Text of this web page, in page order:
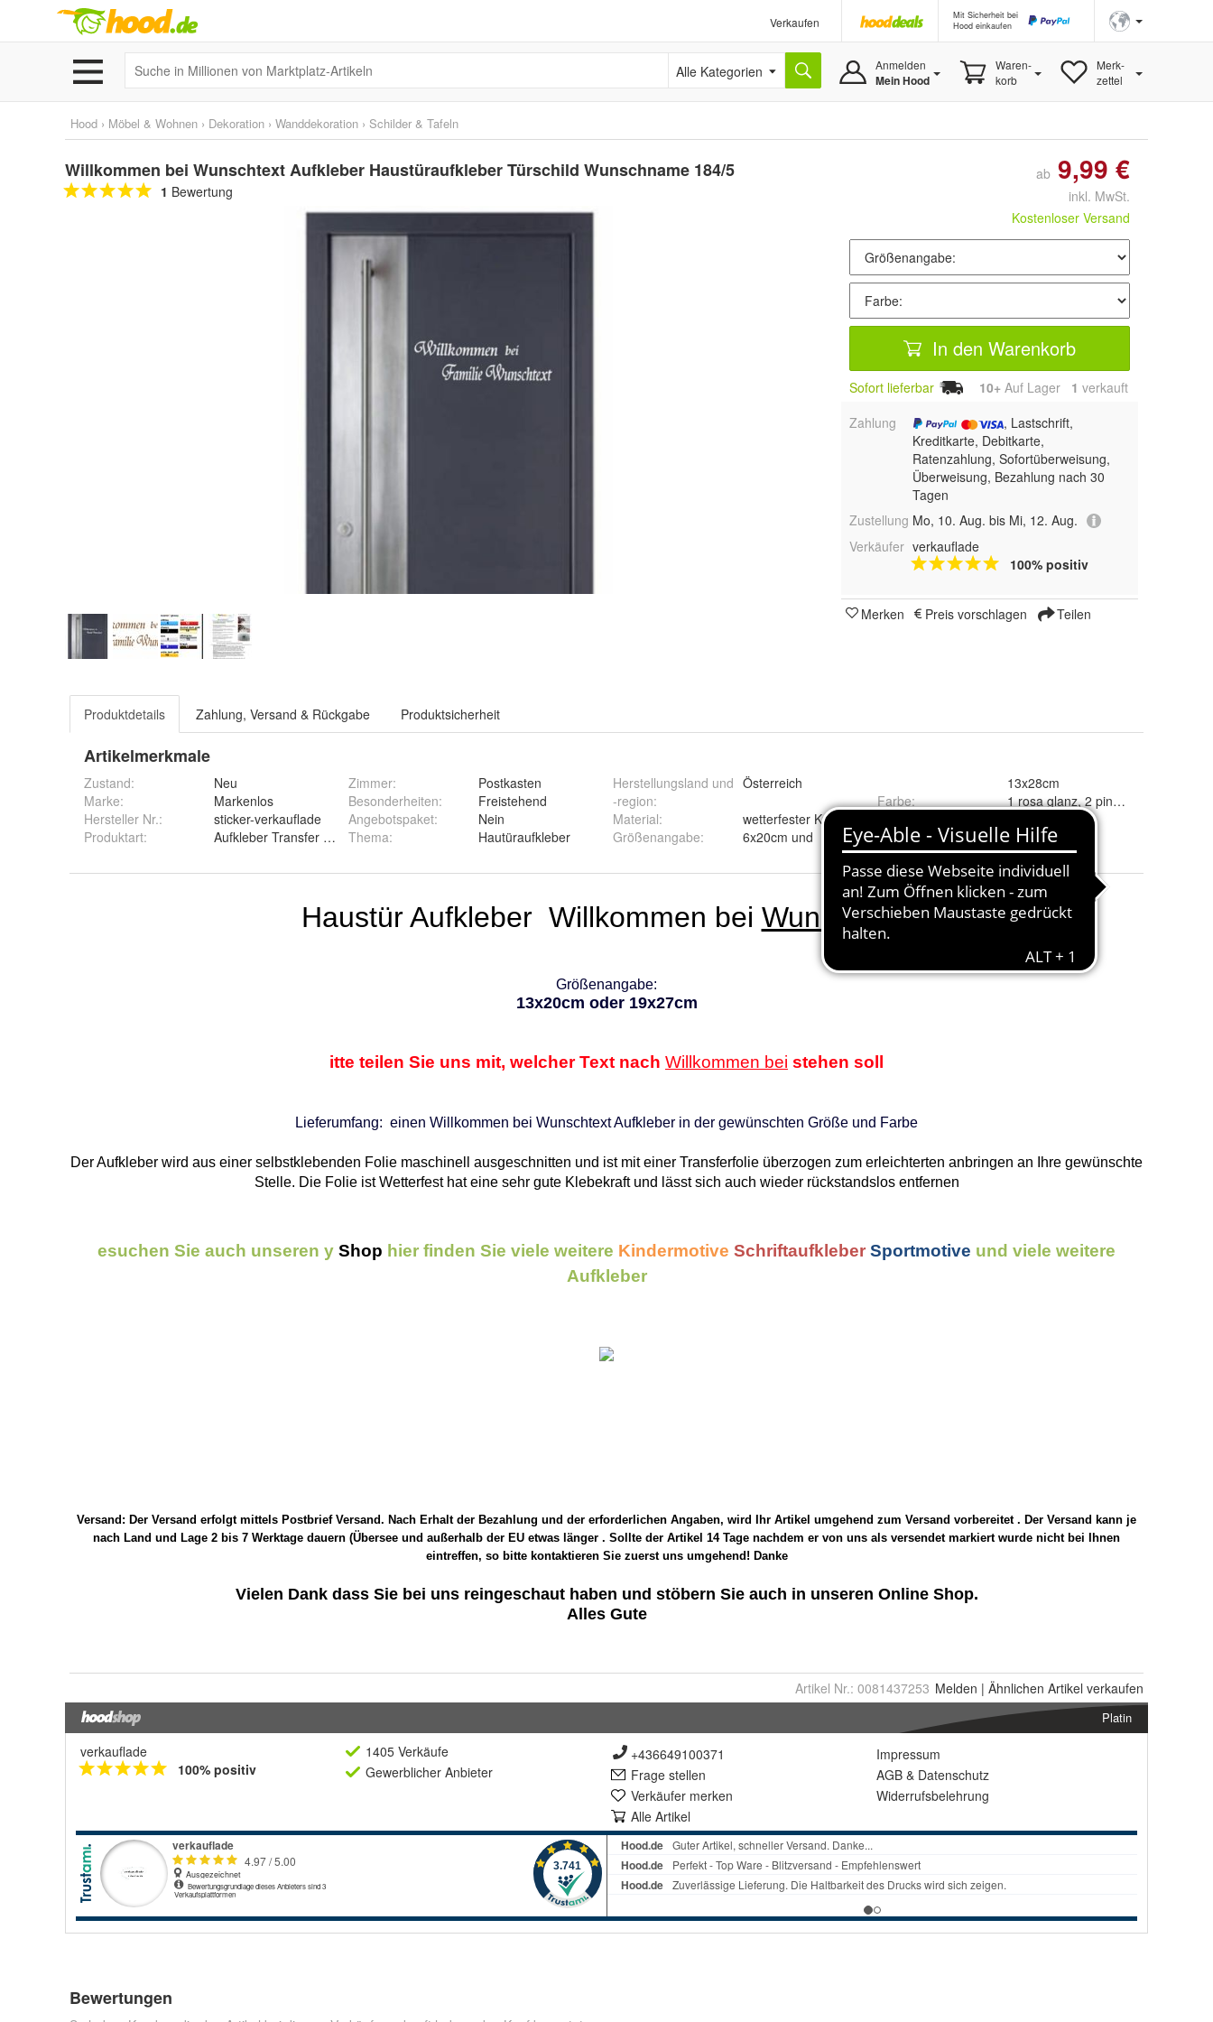
Verkaufen
Mit Sicherheit bei
Hood einkaufen
Alle Kategorien Anmelden
Mein Hood
Waren-
korb
Merk-
zettel
Hood › Möbel & Wohnen › Dekoration › Wanddekoration › Schilder & Tafeln
Willkommen bei Wunschtext Aufkleber Haustüraufkleber Türschild Wunschname 184/5
1 Bewertung
ab 9,99 €
inkl. MwSt.
Kostenloser Versand
In den Warenkorb
Sofort lieferbar 10+ Auf Lager 1 verkauft
Zahlung
, Lastschrift,
Kreditkarte, Debitkarte,
Ratenzahlung, Sofortüberweisung,
Überweisung, Bezahlung nach 30
Tagen
Zustellung Mo, 10. Aug. bis Mi, 12. Aug.
Verkäufer verkauflade
100% positiv
Merken Preis vorschlagen Teilen
Produktdetails Zahlung, Versand & Rückgabe Produktsicherheit
Artikelmerkmale
Zustand:
Neu
Marke:
Markenlos
Hersteller Nr.:
sticker-verkauflade
Produktart: Aufkleber Transfer Abziebild
Zimmer:
Postkasten
Besonderheiten:
Freistehend
Angebotspaket:
Nein
Thema: Hautüraufkleber
Herstellungsland und
-region:
Österreich
Material:
wetterfester Kunststoff
Größenangabe: 6x20cm und
13x28cm
Farbe:
Artikel Nr.: 0081437253 Melden | Ähnlichen Artikel verkaufen
Platin
verkauflade
100% positiv
1405 Verkäufe
Gewerblicher Anbieter
+436649100371
Frage stellen
Verkäufer merken
Alle Artikel
Impressum
AGB & Datenschutz
Widerrufsbelehrung
Bewertungen